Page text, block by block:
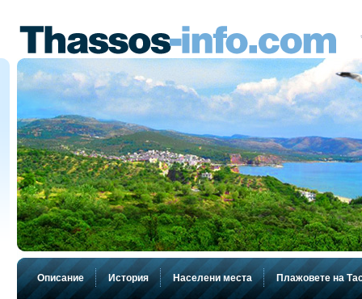
Описание История Населени места Плажовете на